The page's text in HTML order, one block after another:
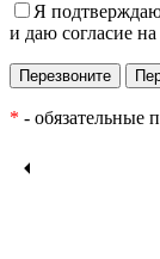
Я
и даю согласие
* - обязательные